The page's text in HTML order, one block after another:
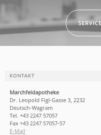
KONTAKT
Marchfeldapotheke
Dr. Leopold Figl-Gasse 3, 2232
Deutsch-Wagram
Tel. +43 2247 57057
Fax +43 2247 57057-57
E-Mail